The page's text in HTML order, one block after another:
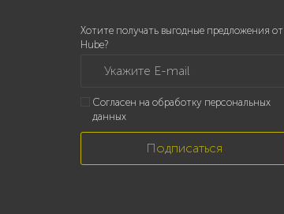
Хотите получать выгодные предложения от
Hube?
Укажите E-mail
Согласен на обработку персональных
данных
Подписаться